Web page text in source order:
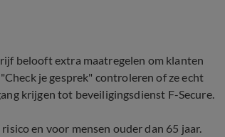
belooft extra maatregelen om klanten
je gesprek" controleren of ze echt
krijgen tot beveiligingsdienst F-Secure.
en voor mensen ouder dan 65 jaar.